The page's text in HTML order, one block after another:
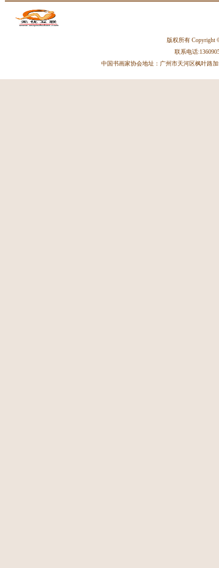
版权所有 Copyright
联系电话
中国书画家协会地址：广州市天河区枫叶路